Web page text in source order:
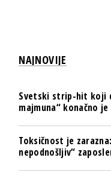
NAJNOVIJE
Svetski strip-hit koji
majmuna“ konačno
Toksičnost je
nepodnošljiv“